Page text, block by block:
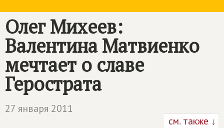
Олег Михеев:
Валентина Матвиенко
мечтает о славе
Герострата
27 января 2011
см. также ↓